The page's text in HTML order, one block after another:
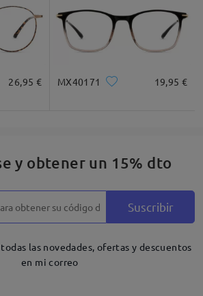
26,95 € MX40171 19,95 €
y obtener un 15% dto
Suscribir
las novedades, ofertas y descuentos
en mi correo